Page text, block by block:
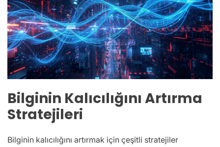
Bilginin Kalıcılığını Artırma
Stratejileri
Bilginin kalıcılığını artırmak için çeşitli stratejiler